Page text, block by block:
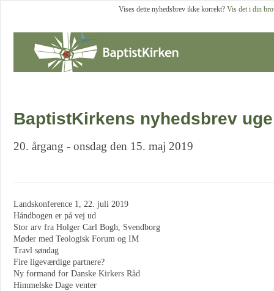
Vises dette nyhedsbrev ikke korrekt? Vis det i din
BaptistKirkens nyhedsbrev
20. årgang - onsdag den 15. maj 2019
Landskonference 1, 22. juli 2019
Håndbogen er på vej ud
Stor arv fra Holger Carl Bogh, Svendborg
Møder med Teologisk Forum og IM
Travl søndag
Fire ligeværdige partnere?
Ny formand for Danske Kirkers Råd
Himmelske Dage venter